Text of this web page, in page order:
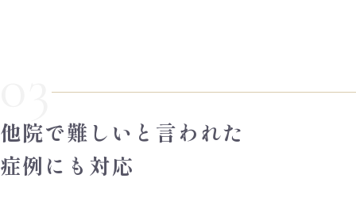
他院で難しいと言われた
症例にも対応